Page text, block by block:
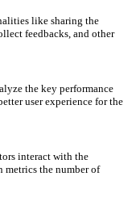
like sharing the
feedbacks, and other
the key performance
user experience for the
interact with the
metrics the number of